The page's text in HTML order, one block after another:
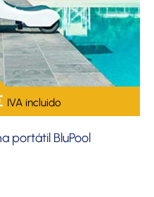
IVA incluido
portátil BluPool